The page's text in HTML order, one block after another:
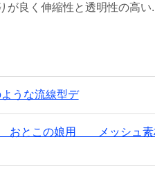
が良く伸縮性と透明性の高い
うな流線型デ
おとこの娘用 メッシュ素